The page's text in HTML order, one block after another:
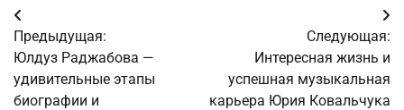
Навигация
по
записям
Предыдущая:
Юлдуз Раджабова —
удивительные этапы
биографии и
Следующая:
Интересная жизнь и
успешная музыкальная
карьера Юрия Ковальчука